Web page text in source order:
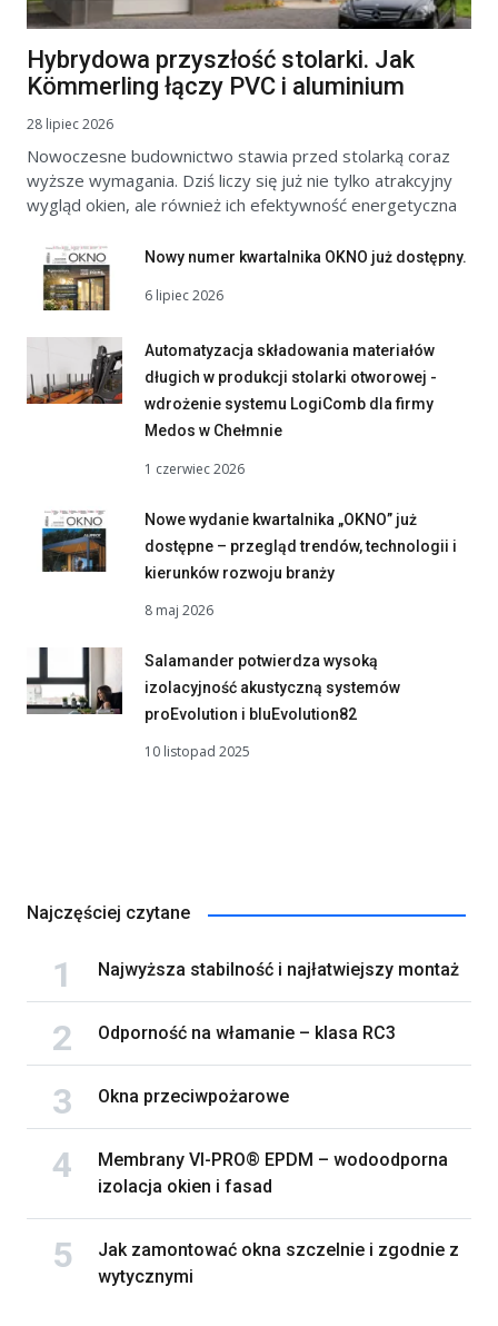
Hybrydowa przyszłość stolarki. Jak
Kömmerling łączy PVC i aluminium
28 lipiec 2026
Nowoczesne budownictwo stawia przed stolarką coraz
wyższe wymagania. Dziś liczy się już nie tylko atrakcyjny
wygląd okien, ale również ich efektywność energetyczna
Nowy numer kwartalnika OKNO już dostępny.
6 lipiec 2026
Automatyzacja składowania materiałów
długich w produkcji stolarki otworowej -
wdrożenie systemu LogiComb dla firmy
Medos w Chełmnie
1 czerwiec 2026
Nowe wydanie kwartalnika „OKNO” już
dostępne – przegląd trendów, technologii i
kierunków rozwoju branży
8 maj 2026
Salamander potwierdza wysoką
izolacyjność akustyczną systemów
proEvolution i bluEvolution82
10 listopad 2025
Najczęściej czytane
Najwyższa stabilność i najłatwiejszy montaż
Odporność na włamanie – klasa RC3
Okna przeciwpożarowe
Membrany VI-PRO® EPDM – wodoodporna
izolacja okien i fasad
Jak zamontować okna szczelnie i zgodnie z
wytycznymi